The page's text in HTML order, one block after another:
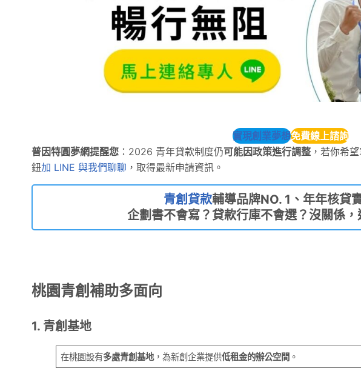
實現創業夢想免費線上諮詢
普因特圓夢網提醒您 ：2026 青年貸款制度仍可能因政策進行調整 ，若你希
鈕加 LINE 與我們聊聊 ，取得最新申請資訊。
青創貸款輔導品牌NO. 1、年年核貸
企劃書不會寫？貸款行庫不會選？沒關係，
桃園青創補助多面向
1. 青創基地
在桃園設有多處青創基地，為新創企業提供低租金的辦公空間 。